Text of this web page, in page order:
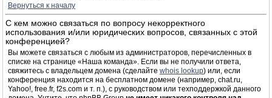
Вернуться к началу
С кем можно связаться по вопросу некорректного
использования и/или юридических вопросов, связанных с этой
конференцией?
Вы можете связаться с любым из администраторов, перечисленных в
списке на странице «Наша команда». Если вы не получили ответа,
свяжитесь с владельцем домена (сделайте whois lookup) или, если
конференция находится на бесплатном домене (например, chat.ru,
Yahoo!, free.fr, f2s.com и т. п.), с руководством или техподдержкой данного